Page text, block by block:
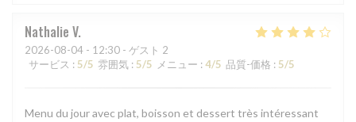
Nathalie V
2026-08-04 - 12:30 - ゲスト 2
サービス : 5/5 雰囲気 : 5/5 メニュー : 4/5 品質-価格 : 5/5
Menu du jour avec plat, boisson et dessert très intéressant